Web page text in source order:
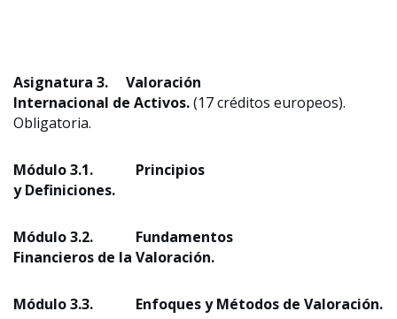
Asignatura 3. Valoración
Internacional de Activos.(17 créditos europeos).
Obligatoria.
Módulo 3.1. Principios
y Definiciones.
Módulo 3.2. Fundamentos
Financieros de la Valoración.
Módulo 3.3. Enfoques y Métodos de Valoración.